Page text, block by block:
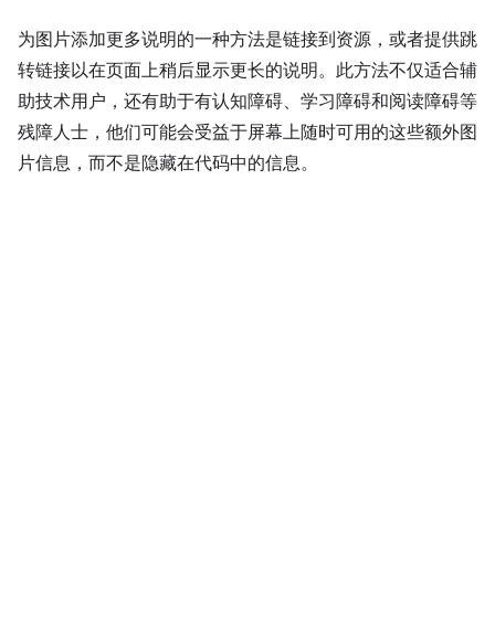
为图片添加更多说明的一种方法是链接到资源，或者提供跳
转链接以在页面上稍后显示更长的说明。此方法不仅适合辅
助技术用户，还有助于有认知障碍、学习障碍和阅读障碍等
残障人士，他们可能会受益于屏幕上随时可用的这些额外图
片信息，而不是隐藏在代码中的信息。